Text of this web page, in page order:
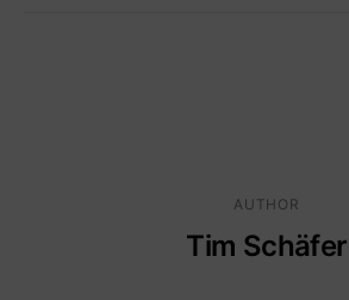
AUTHOR
Tim Schäfer